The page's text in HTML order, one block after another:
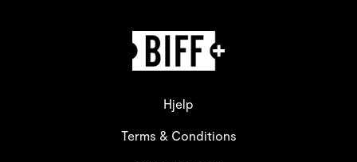
Hjelp
Terms & Conditions